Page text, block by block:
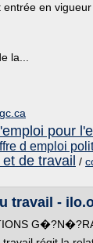
en
la...
pour
d emploi
de travail /
travail -